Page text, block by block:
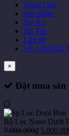
Trang Chủ
Sản phẩm
Dự Án
Tin Tức
Liên hệ
VỀ CHÚNG
×
Đặt mua sản
Bộ Lọc Nano Dưới
7.000.000₫